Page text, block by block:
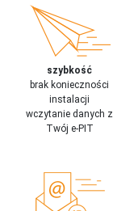
szybkość
brak konieczności
instalacji
wczytanie danych z
Twój e-PIT